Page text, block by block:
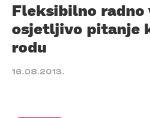
Fleksibilno radno
osjetljivo pitanje
rodu
16.08.2013.